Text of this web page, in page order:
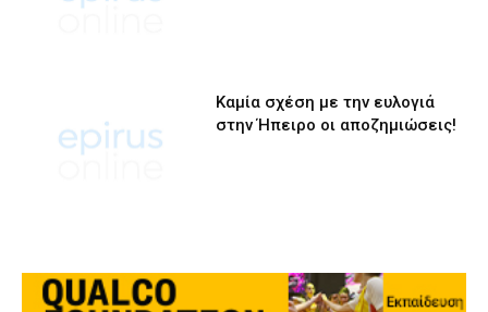
Καμία σχέση με την ευλογιά
στην Ήπειρο οι αποζημιώσεις!